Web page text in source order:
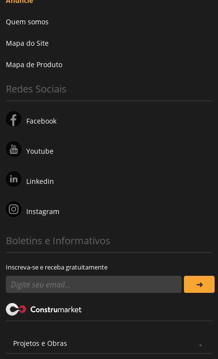
Quem somos
Mapa do Site
Mapa de Produto
Redes Sociais
Facebook
Youtube
Linkedin
Instagram
Boletins e Informativos
Inscreva-se e receba gratuitamente
Projetos e Obras